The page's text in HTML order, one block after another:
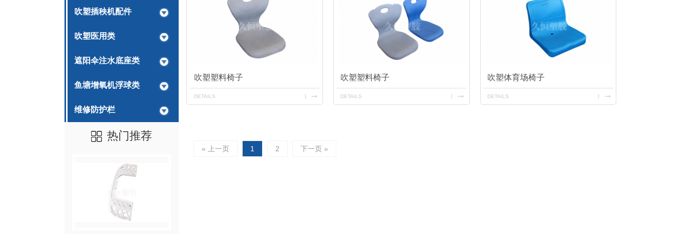
吹塑插秧机配件
吹塑医用类
遮阳伞注水底座类
鱼塘增氧机浮球类
维修防护栏
热门推荐
吹塑塑料椅子
DETAILS
吹塑塑料椅子
DETAILS
吹塑体育场椅子
DETAILS
« 上一页 1 2 下一页 »